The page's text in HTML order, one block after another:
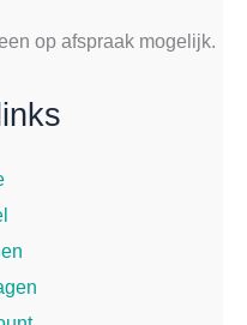
op afspraak mogelijk.